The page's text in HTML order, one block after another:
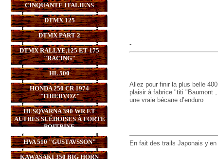
CINQUANTE ITALIENS
DTMX 125
DTMX PART 2
DTMX RALLYE,125 ET 175
"RACING"
HL 500
HONDA 250 CR 1974
"THIERVOZ"
HUSQVARNA 390 WR ET
AUTRES SUÉDOISES À FORTE
POITRINE
HVA 510 "GUSTAVSSON"
KAWASAKI 350 BIG HORN
-
Allez pour finir la plus belle
plaisir à fabrice "titi "Baumont
une vraie bécane d’enduro
En fait des trails Japonais